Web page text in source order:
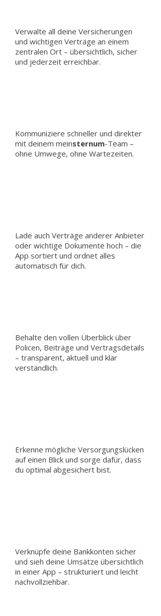
Verwalte all deine Versicherungen
und wichtigen Verträge an einem
zentralen Ort – übersichtlich, sicher
und jederzeit erreichbar.
Kommuniziere schneller und direkter
mit deinem meinsternum-Team –
ohne Umwege, ohne Wartezeiten.
Lade auch Verträge anderer Anbieter
oder wichtige Dokumente hoch – die
App sortiert und ordnet alles
automatisch für dich.
Behalte den vollen Überblick über
Policen, Beiträge und Vertragsdetails
– transparent, aktuell und klar
verständlich.
Erkenne mögliche Versorgungslücken
auf einen Blick und sorge dafür, dass
du optimal abgesichert bist.
Verknüpfe deine Bankkonten sicher
und sieh deine Umsätze übersichtlich
in einer App – strukturiert und leicht
nachvollziehbar.